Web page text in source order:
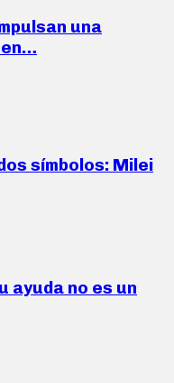
una
símbolos: Milei
ayuda no es un